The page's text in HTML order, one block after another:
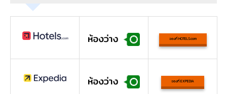
จองที่ HOTELS.com
จองที่ EXPEDIA